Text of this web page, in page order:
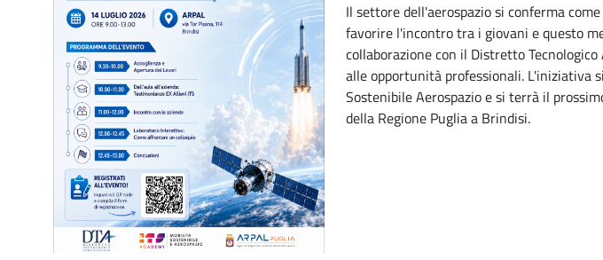
Il settore dell'aerospazio si conferma
favorire l'incontro tra i giovani e questo
collaborazione con il Distretto
alle opportunità professionali. L'iniziativa
Sostenibile Aerospazio e si terrà il
della Regione Puglia a Brindisi.